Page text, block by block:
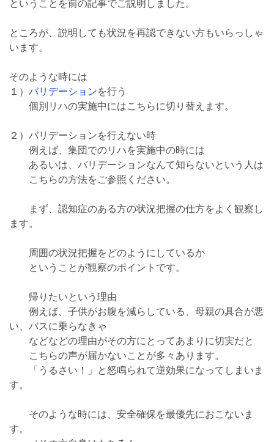
ということを前の記事でご説明しました。
ところが、説明しても状況を再認できない方もいらっしゃ
います。
そのような時には
１） バリデーションを行う
個別リハの実施中にはこちらに切り替えます。
２）バリデーションを行えない時
例えば、集団でのリハを実施中の時には
あるいは、バリデーションなんて知らないという人は
こちらの方法をご参照ください。
まず、認知症のある方の状況把握の仕方をよく観察し
ます。
周囲の状況把握をどのようにしているか
ということが観察のポイントです。
帰りたいという理由
例えば、子供がお腹を減らしている、母親の具合が悪
い、バスに乗らなきゃ
などなどの理由がその方にとってあまりに切実だと
こちらの声が届かないことが多々あります。
「うるさい！」と怒鳴られて逆効果になってしまいま
す。
そのような時には、安全確保を最優先におこないま
す。